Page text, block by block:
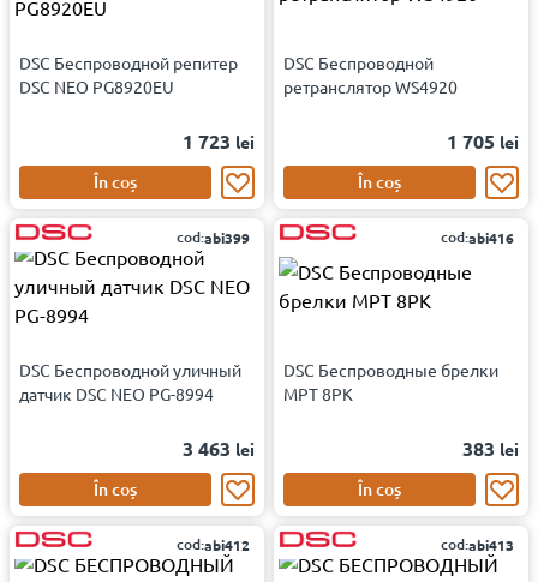
DSC Беспроводной репитер
DSC NEO PG8920EU
1 723 lei
În coș
DSC Беспроводной
ретранслятор WS4920
1 705 lei
În coș
cod:abi399
DSC Беспроводной уличный
датчик DSC NEO PG-8994
3 463 lei
În coș
cod:abi416
DSC Беспроводные брелки
MPT 8PK
383 lei
În coș
cod:abi412 cod:abi413